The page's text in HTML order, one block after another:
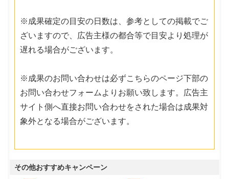
※成果確定の目安の日数は、参考としての掲載でご
ざいますので、広告主様の都合等で目安より処理が
遅れる場合がございます。
※成果のお問い合わせは必ずこちらのページ下部の
お問い合わせフォームよりお願い致します。広告主
サイト側へ直接お問い合わせをされた場合は成果対
象外となる場合がございます。
その他おすすめキャンペーン